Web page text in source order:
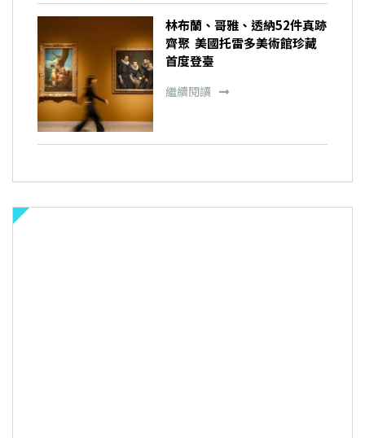
林布蘭、哥雅、透納52件真跡
齊聚 美國托雷多美術館珍藏
首度登臺
繼續閱讀